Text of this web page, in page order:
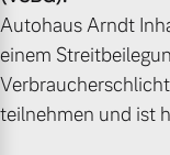
Autohaus Arndt
einem
teilnehmen und ist